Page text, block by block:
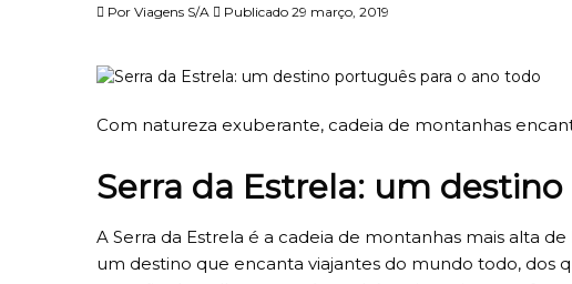
Por Viagens S/A Publicado 29 março, 2019
Com natureza exuberante, cadeia de montanhas
Serra da Estrela: um
A Serra da Estrela é a cadeia de montanhas mais alta
um destino que encanta viajantes do mundo todo, dos